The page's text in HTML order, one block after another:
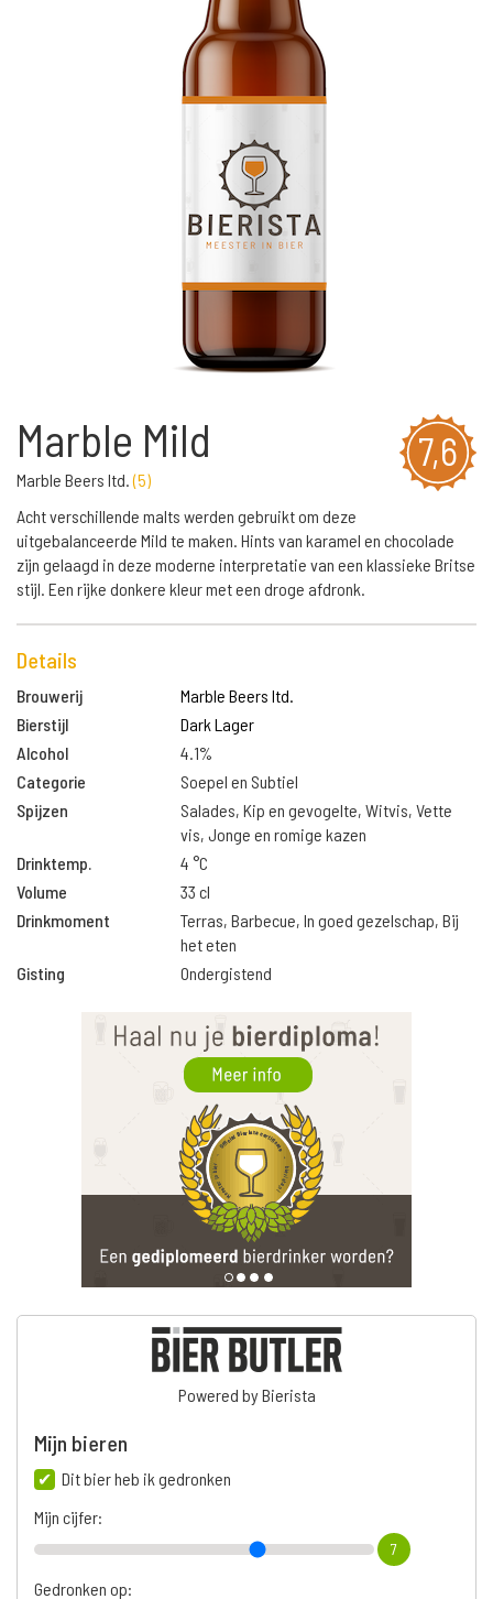
7,6
Marble Mild
Marble Beers ltd.(5)
Acht verschillende malts werden gebruikt om deze
uitgebalanceerde Mild te maken. Hints van karamel en chocolade
zijn gelaagd in deze moderne interpretatie van een klassieke Britse
stijl. Een rijke donkere kleur met een droge afdronk.
Details
Brouwerij
Marble Beers ltd.
Bierstijl
Dark Lager
Alcohol
4.1%
Categorie
Soepel en Subtiel
Spijzen
Salades, Kip en gevogelte, Witvis, Vette
vis, Jonge en romige kazen
Drinktemp.
4 °C
Volume
33 cl
Drinkmoment
Terras, Barbecue, In goed gezelschap, Bij
het eten
Gisting
Ondergistend
Powered by Bierista
Mijn bieren
Dit bier heb ik gedronken
Mijn cijfer:
7
Gedronken op: